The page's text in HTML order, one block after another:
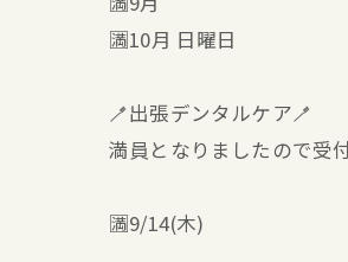
🈵10月 日曜日
🪥出張デンタルケア🪥
満員となりましたので受
🈵9/14(木)